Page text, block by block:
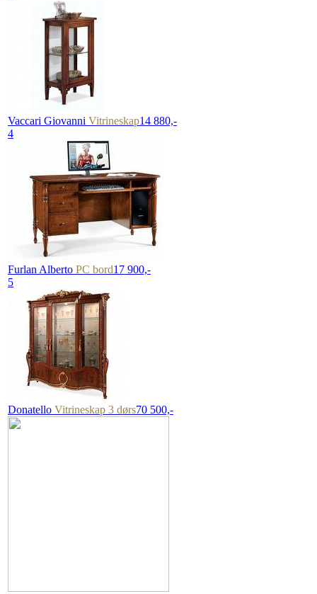
Vaccari Giovanni Vitrineskap14 880,-
4
Furlan Alberto PC bord17 900,-
5
Donatello Vitrineskap 3 dørs70 500,-